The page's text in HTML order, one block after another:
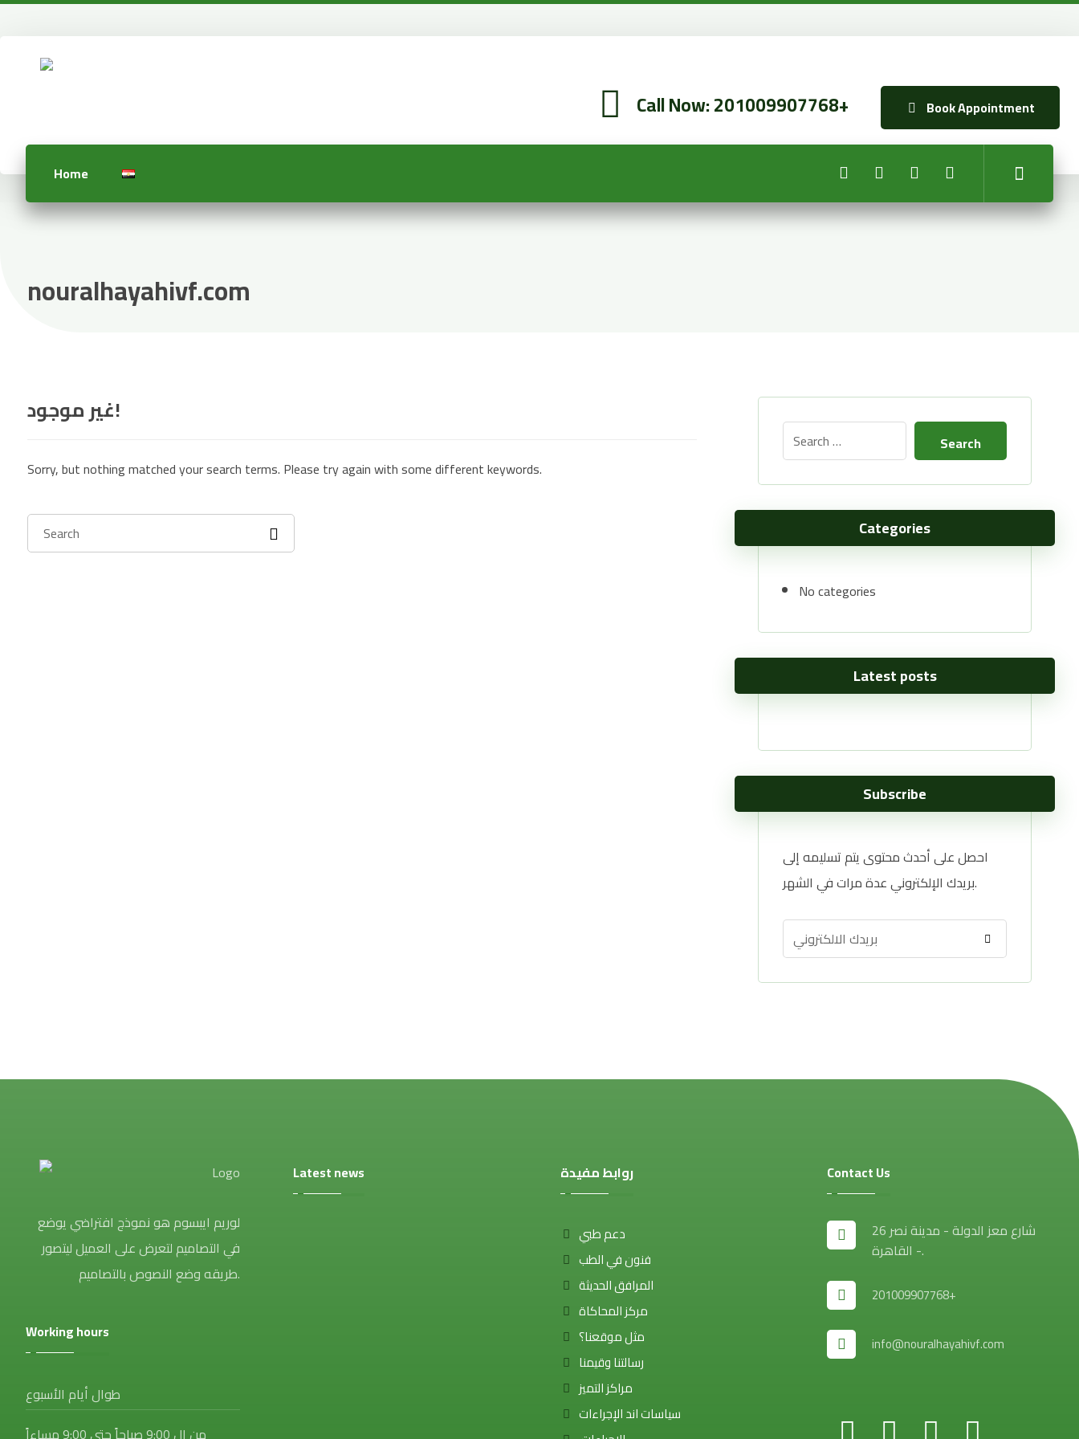
Book Appointment
Call Now: 201009907768+
Home
nouralhayahivf.com
غير موجود!
Sorry, but nothing matched your search terms. Please try again with some different keywords.
Categories
No categories
Latest posts
Subscribe
احصل على أحدث محتوى يتم تسليمه إلى
بريدك الإلكتروني عدة مرات في الشهر.
لوريم ايبسوم هو نموذج افتراضي يوضع
في التصاميم لتعرض على العميل ليتصور
طريقه وضع النصوص بالتصاميم.
Working hours
طوال أيام الأسبوع
من ال 9:00 صباحاً حتى 9:00 مساءاً
Latest news روابط مفيدة
دعم طبي
فنون في الطب
المرافق الحديثة
مركز المحاكاة
مثل موقعنا؟
رسالتنا وقيمنا
مراكز التميز
سياسات اند الإجراءات
Contact Us
26 شارع معز الدولة - مدينة نصر
- القاهرة.
201009907768+
info@nouralhayahivf.com